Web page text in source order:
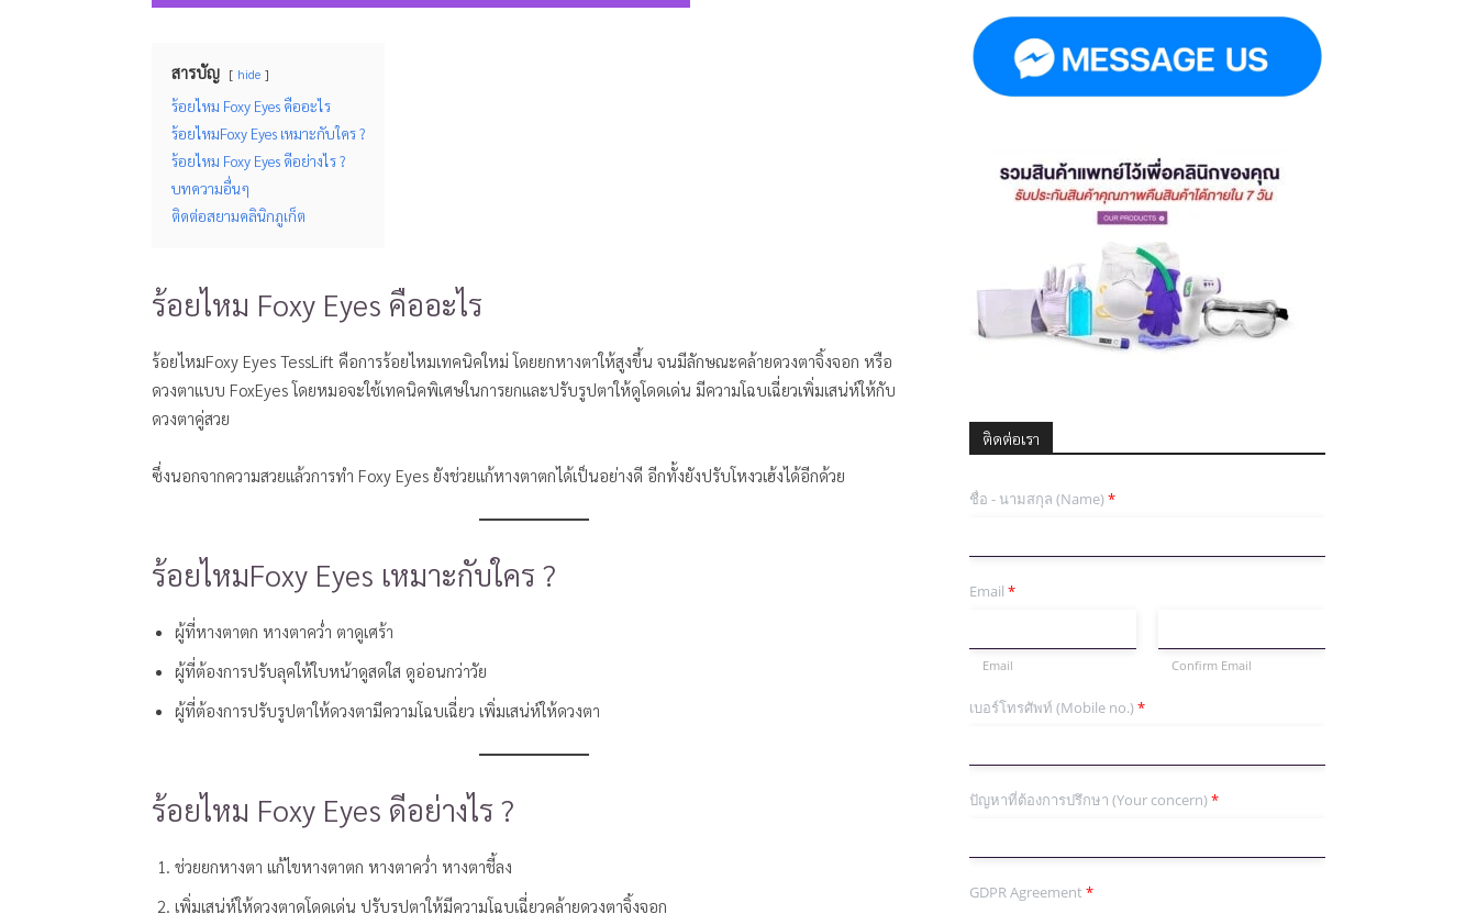
สารบัญ hide
ร้อยไหม Foxy Eyes คืออะไร
ร้อยไหมFoxy Eyes เหมาะกับใคร ?
ร้อยไหม Foxy Eyes ดีอย่างไร ?
บทความอื่นๆ
ติดต่อสยามคลินิกภูเก็ต
ร้อยไหม Foxy Eyes คืออะไร
ร้อยไหมFoxy Eyes TessLift คือการร้อยไหมเทคนิคใหม่ โดยยกหางตาให้สูงขึ้น จนมีลักษณะคล้ายดวงตาจิ้งจอก หรือ
ดวงตาแบบ FoxEyes โดยหมอจะใช้เทคนิคพิเศษในการยกและปรับรูปตาให้ดูโดดเด่น มีความโฉบเฉี่ยวเพิ่มเสน่ห์ให้กับ
ดวงตาคู่สวย
ซึ่งนอกจากความสวยแล้วการทำ Foxy Eyes ยังช่วยแก้หางตาตกได้เป็นอย่างดี อีกทั้งยังปรับโหงวเฮ้งได้อีกด้วย
ร้อยไหมFoxy Eyes เหมาะกับใคร ?
ผู้ที่หางตาตก หางตาคว่ำ ตาดูเศร้า
ผู้ที่ต้องการปรับลุคให้ใบหน้าดูสดใส ดูอ่อนกว่าวัย
ผู้ที่ต้องการปรับรูปตาให้ดวงตามีความโฉบเฉี่ยว เพิ่มเสน่ห์ให้ดวงตา
ร้อยไหม Foxy Eyes ดีอย่างไร ?
ช่วยยกหางตา แก้ไขหางตาตก หางตาคว่ำ หางตาชี้ลง
เพิ่มเสน่ห์ให้ดวงตาดูโดดเด่น ปรับรูปตาให้มีความโฉบเฉี่ยวคล้ายดวงตาจิ้งจอก
ติดต่อเรา
ชื่อ - นามสกุล (Name)*
Email *
Email Confirm Email
เบอร์โทรศัพท์ (Mobile no.)*
ปัญหาที่ต้องการปรึกษา (Your concern)*
GDPR Agreement *